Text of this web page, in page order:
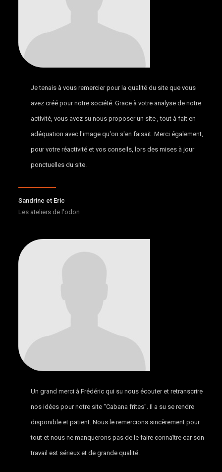
Je tenais à vous remercier pour la qualité du site que vous
avez créé pour notre société. Grace à votre analyse de notre
activité, vous avez su nous proposer un site , tout à fait en
adéquation avec l'image qu'on s'en faisait. Merci également,
pour votre réactivité et vos conseils, lors des mises à jour
ponctuelles du site.
Sandrine et Eric
Les ateliers de l'odon
Un grand merci à Frédéric qui su nous écouter et retranscrire
nos idées pour notre site "Cabana frites". Il a su se rendre
disponible et patient. Nous le remercions sincèrement pour
tout et nous ne manquerons pas de le faire connaître car son
travail est sérieux et de grande qualité.